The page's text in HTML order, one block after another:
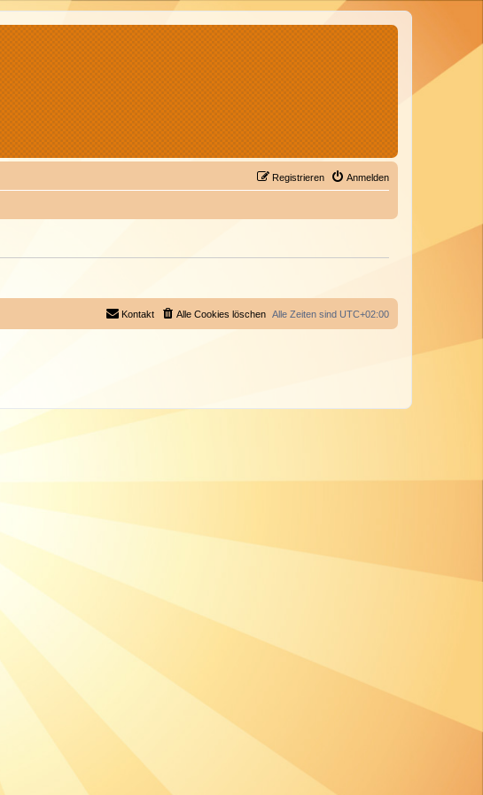
Anmelden
Registrieren
Alle Zeiten sind UTC+02:00
Alle Cookies löschen
Kontakt